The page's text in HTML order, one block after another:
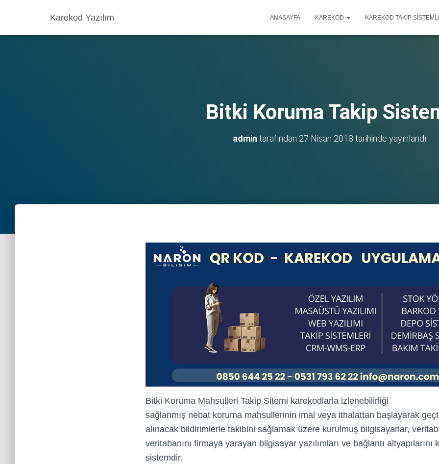
Karekod Yazılım ANASAYFA KAREKOD KAREKOD TAKIP
Bitki Koruma Takip
admin tarafından 27 Nisan 2018 tarihinde yayınlandı
Bitki Koruma Mahsulleri Takip Sitemi karekodlarla izlenebilirliği
sağlanmış nebat koruma mahsullerinin imal veya ithalattan başlayarak
alınacak bildirimlerle takibini sağlamak üzere kurulmuş bilgisayarlar,
veritabanını firmaya yarayan bilgisayar yazılımları ve bağlantı altyapılarını
sistemdir.